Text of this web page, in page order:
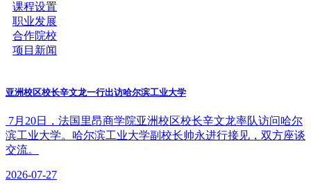
课程设置
职业发展
合作院校
项目新闻
亚洲校区校长辛文龙一行出访哈尔滨工业大学
​ 7月20日，法国里昂商学院亚洲校区校长辛文龙率队访问哈尔
滨工业大学。哈尔滨工业大学副校长帅永进行接见，双方座谈
交流。
2026-07-27